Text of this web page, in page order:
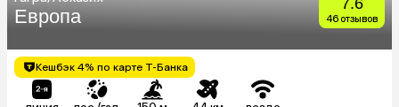
Европа 46 отзывов
Кешбэк 4% по карте Т-Банка